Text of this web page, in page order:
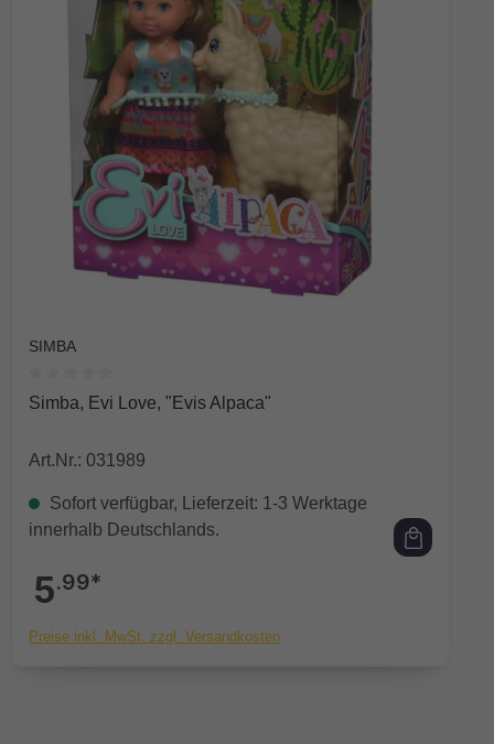
SIMBA
Durchschnittliche Bewertung von 0 von 5 Sternen
Simba, Evi Love, "Evis Alpaca"
Art.Nr.: 031989
Sofort verfügbar, Lieferzeit: 1-3 Werktage
innerhalb Deutschlands.
5.99*
Preise inkl. MwSt. zzgl. Versandkosten